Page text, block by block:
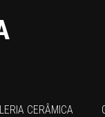
CERÂMICA